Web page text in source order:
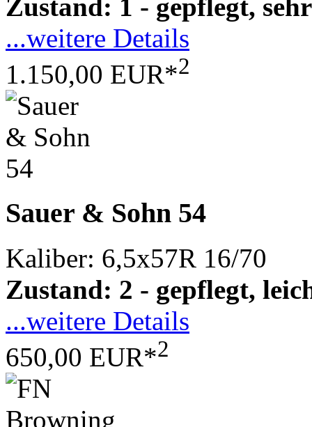
Zustand: 1 - gepflegt,
...weitere Details
1.150,00 EUR*2
Sauer & Sohn 54
Kaliber: 6,5x57R 16/70
Zustand: 2 - gepflegt,
...weitere Details
650,00 EUR*2